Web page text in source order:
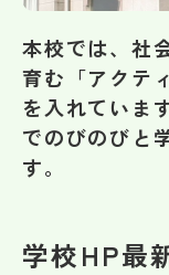
その他
お問い合わせ
本校では、社
育む「アクテ
を入れていま
でのびのびと
す。
学校HP最